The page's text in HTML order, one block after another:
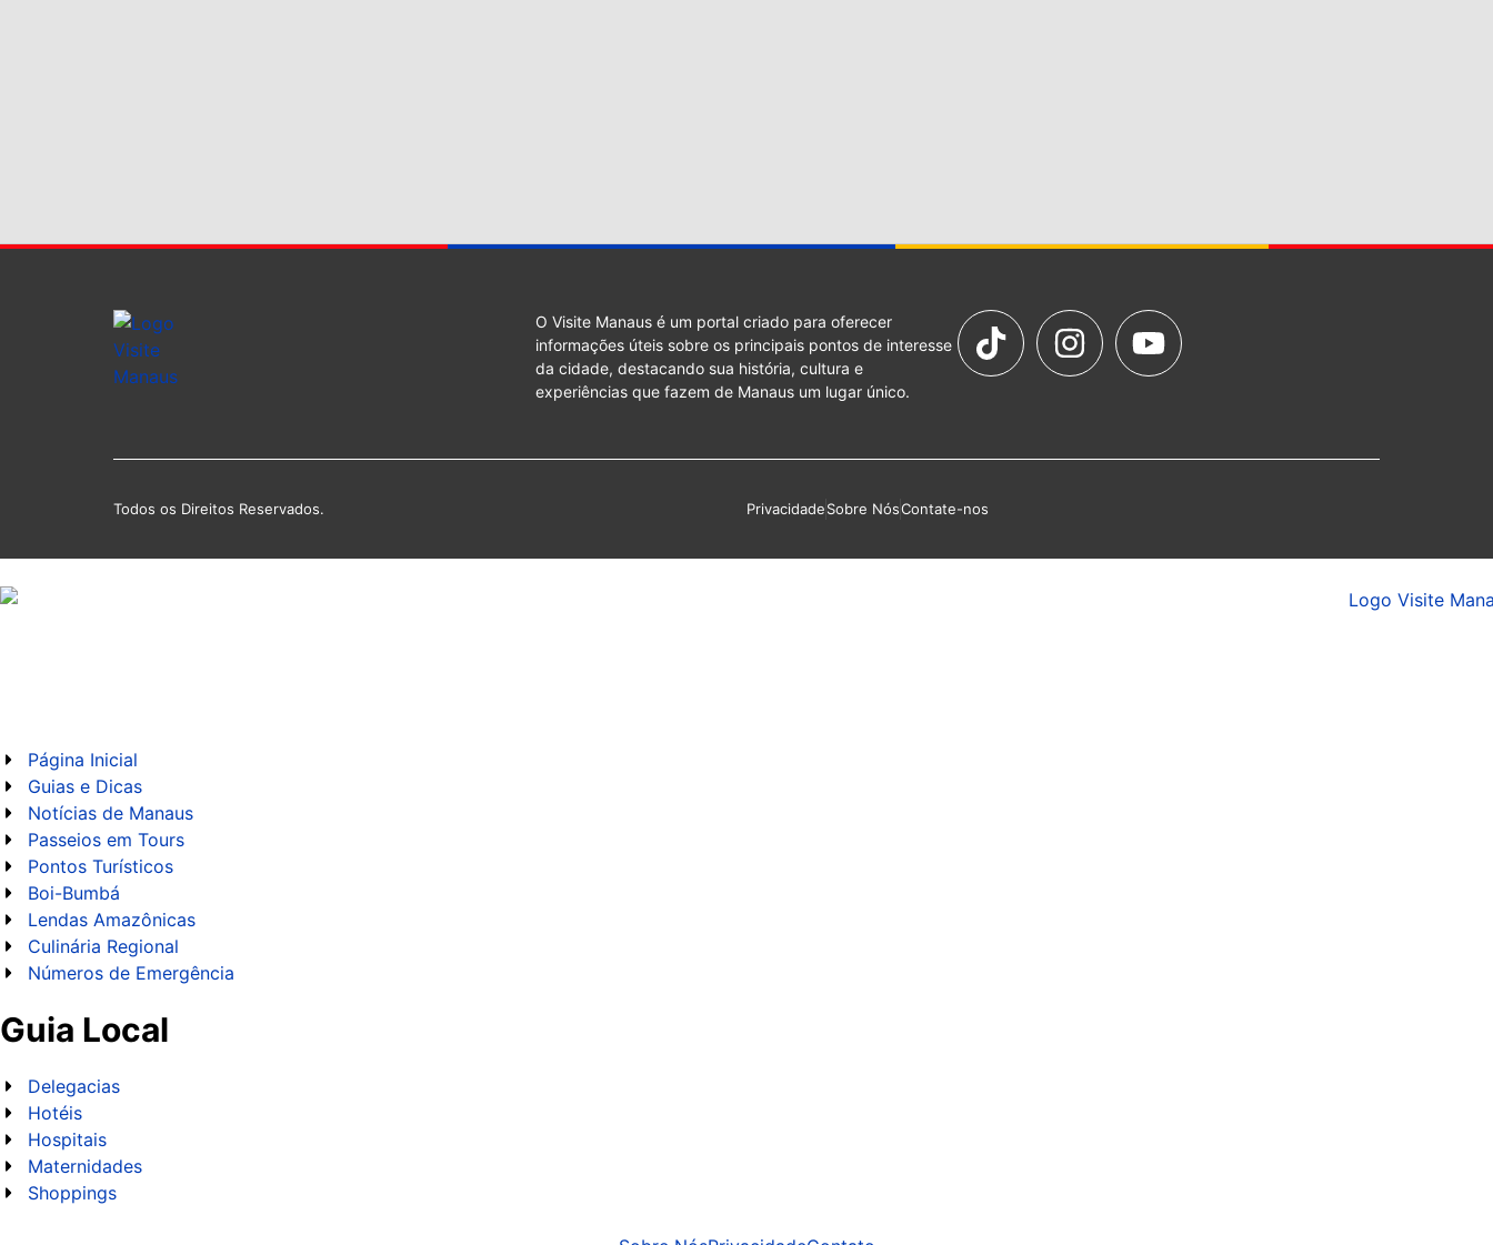
O Visite Manaus é um portal criado para oferecer
informações úteis sobre os principais pontos de interesse
da cidade, destacando sua história, cultura e
experiências que fazem de Manaus um lugar único.
Todos os Direitos Reservados. PrivacidadeSobre NósContate-nos
Página Inicial
Guias e Dicas
Notícias de Manaus
Passeios em Tours
Pontos Turísticos
Boi-Bumbá
Lendas Amazônicas
Culinária Regional
Números de Emergência
Guia Local
Delegacias
Hotéis
Hospitais
Maternidades
Shoppings